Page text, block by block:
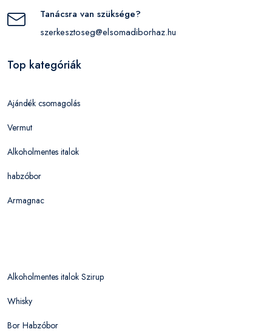
Tanácsra van szüksége?
szerkesztoseg@elsomadiborhaz.hu
Top kategóriák
Ajándék csomagolás
Vermut
Alkoholmentes italok
habzóbor
Armagnac
Alkoholmentes italok Szirup
Whisky
Bor Habzóbor